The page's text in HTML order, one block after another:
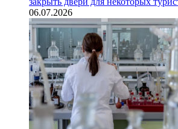
06.07.2026